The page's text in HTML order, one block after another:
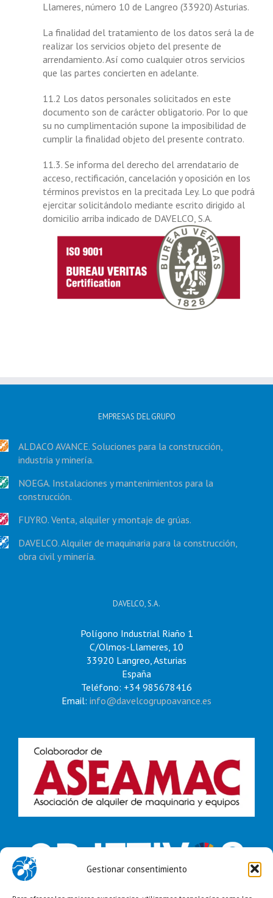
Gestionar consentimiento
Llameres, número 10 de Langreo (33920) Asturias.
La finalidad del tratamiento de los datos será la de
realizar los servicios objeto del presente de
arrendamiento. Así como cualquier otros servicios
que las partes concierten en adelante.
11.2 Los datos personales solicitados en este
documento son de carácter obligatorio. Por lo que
su no cumplimentación supone la imposibilidad de
cumplir la finalidad objeto del presente contrato.
11.3. Se informa del derecho del arrendatario de
acceso, rectificación, cancelación y oposición en los
términos previstos en la precitada Ley. Lo que podrá
ejercitar solicitándolo mediante escrito dirigido al
domicilio arriba indicado de DAVELCO, S.A.
EMPRESAS DEL GRUPO
ALDACO AVANCE. Soluciones para la construcción,
industria y minería.
NOEGA. Instalaciones y mantenimientos para la
construcción.
FUYRO. Venta, alquiler y montaje de grúas.
DAVELCO. Alquiler de maquinaria para la construcción,
obra civil y minería.
DAVELCO, S.A.
Polígono Industrial Riaño 1
C/Olmos-Llameres, 10
33920 Langreo, Asturias
España
Teléfono: +34 985678416
Email: info@davelcogrupoavance.es